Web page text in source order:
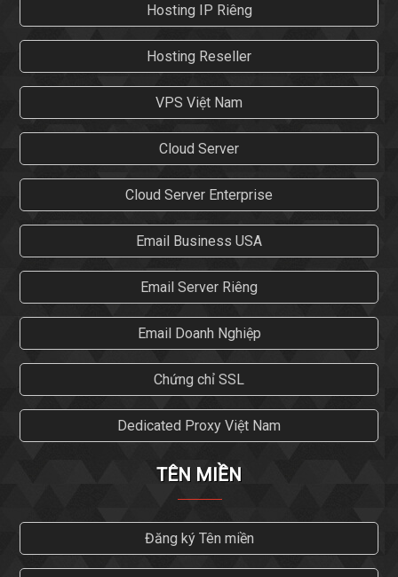
Hosting IP Riêng
Hosting Reseller
VPS Việt Nam
Cloud Server
Cloud Server Enterprise
Email Business USA
Email Server Riêng
Email Doanh Nghiệp
Chứng chỉ SSL
Dedicated Proxy Việt Nam
TÊN MIỀN
Đăng ký Tên miền